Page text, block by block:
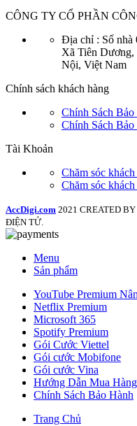
CÔNG TY CỔ PHẦN
Địa chỉ : Số nhà
Xã Tiên
Nội, Việt Nam
Chính sách khách hàng
Chính Sách Bảo
Chính Sách Bảo
Tài Khoản
Chăm sóc
Chăm sóc
AccDigi.com 2021 CREATED BY
ĐIỆN TỬ.
Menu
Sản phẩm
YouTube Premium
Netflix Premium
Microsoft 365
Spotify Premium
Gói Cước Viettel
Gói cước Mobifone
Gói cước Vina
Hướng Dẫn Mua Hàng
Chính Sách Bảo Hành
Trang Chủ